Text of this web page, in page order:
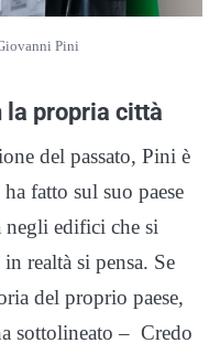
Pini
la propria città
del passato, Pini è
fatto sul suo paese
negli edifici che si
realtà si pensa. Se
del proprio paese,
sottolineato – Credo